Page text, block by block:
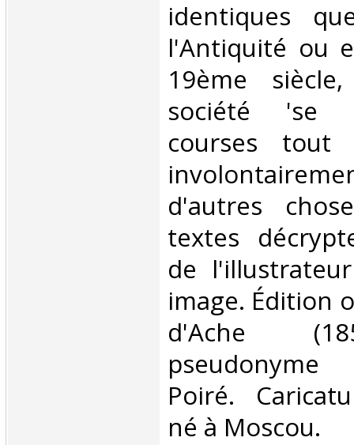
identiques
l'Antiquité ou
19ème
société 'se
courses tout
d'autres
textes
de
image. Édition
d'Ache
Poiré.
né à Moscou. ‎